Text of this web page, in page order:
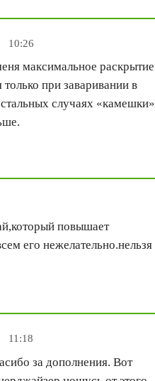
10:26
максимальное раскрытие
при заваривании в
случаях «камешки»
повышает
его нежелательно.нельзя
11:18
за дополнения. Вот